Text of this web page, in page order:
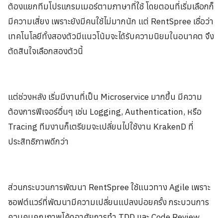
ต้องแยกทีมโปรแกรมเมอร์ตามภาษาที่ใช้ โดยตอนที่เริ่มเลือกก็
มีความเสี่ยง เพราะยังมีคนใช้ไม่มากนัก แต่ RentSpree เชื่อว่า
เทคโนโลยีทั้งสองตัวมีแนวโน้มจะได้รับความนิยมในอนาคต จึง
ตัดสินใจเลือกสองตัวนี้
แต่ช่วงหลัง เริ่มมีงานที่เป็น Microservice มากขึ้น มีความ
ต้องการฟีเจอร์อื่นๆ เช่น Logging, Authentication, หรือ
Tracing ทีมงานก็เตรียมจะเปลี่ยนไปใช้งาน KrakenD ที่
ประสิทธิภาพดีกว่า
ส่วนกระบวนการพัฒนา RentSpree ใช้แนวทาง Agile เพราะ
ซอฟต์แวร์ที่พัฒนามีความเปลี่ยนแปลงบ่อยครั้ง กระบวนการ